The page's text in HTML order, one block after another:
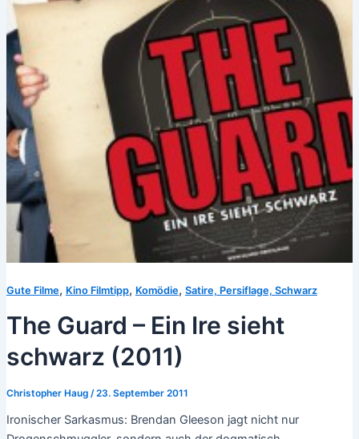
Gute Filme, Kino Filmtipp, Komödie, Satire, Persiflage, Schwarz
The Guard – Ein Ire sieht
schwarz (2011)
Christopher Haug /23. September 2011
Ironischer Sarkasmus: Brendan Gleeson jagt nicht nur